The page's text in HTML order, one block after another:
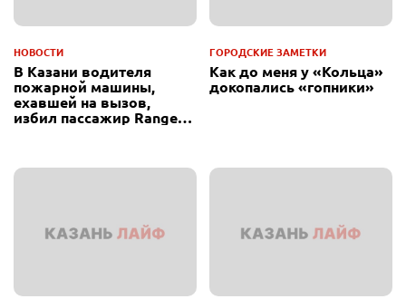
НОВОСТИ
В Казани водителя
пожарной машины,
ехавшей на вызов,
избил пассажир Range
ГОРОДСКИЕ ЗАМЕТКИ
Как до меня у «Кольца»
докопались «гопники»